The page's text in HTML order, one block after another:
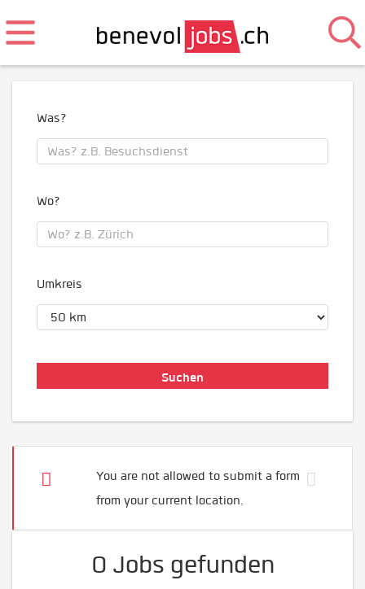
Was?
Wo?
Umkreis
You are not allowed to submit a form
from your current location.
0 Jobs gefunden